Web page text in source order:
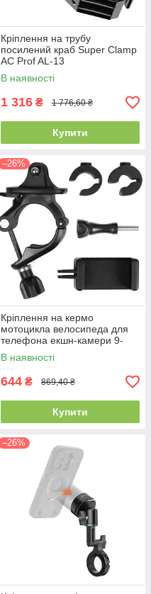
Кріплення на трубу
посилений краб Super Clamp
AC Prof AL-13
В наявності
1 316 ₴ 1 776,60 ₴
Купити
–26%
Кріплення на кермо
мотоцикла велосипеда для
телефона екшн-камери 9-
35мм AC Prof PH-428A
В наявності
644 ₴ 869,40 ₴
Купити
–26%